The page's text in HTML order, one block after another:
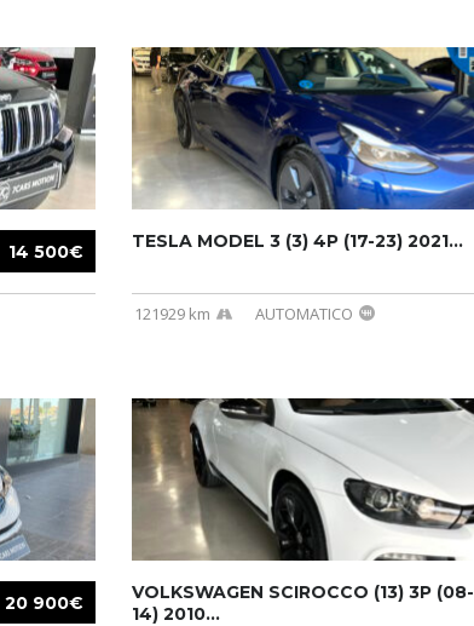
14 500€ TESLA MODEL 3 (3) 4P (17-23) 2021...
121929 km AUTOMATICO
20 900€
VOLKSWAGEN SCIROCCO (13) 3P (08-
14) 2010...